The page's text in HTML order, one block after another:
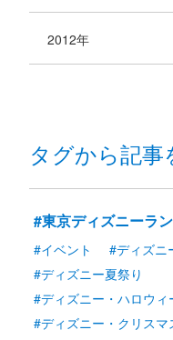
2012年
タグから記事
#東京ディズニーラ
#イベント
#ディズニ
#ディズニー夏祭り
#ディズニー・ハロウィ
#ディズニー・クリスマ